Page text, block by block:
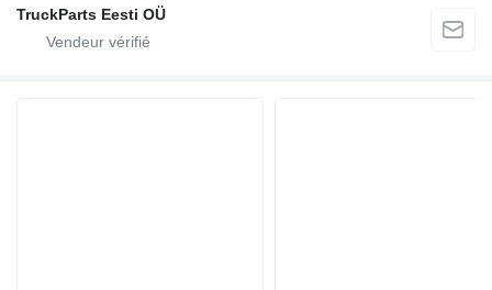
TruckParts Eesti OÜ